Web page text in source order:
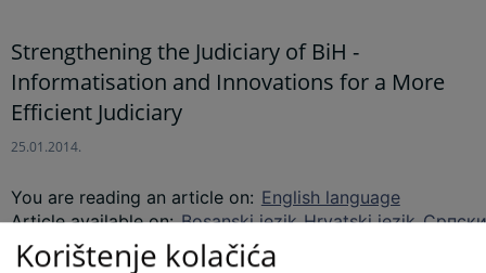
Strengthening the Judiciary of BiH -
Informatisation and Innovations for a More
Efficient Judiciary
25.01.2014.
You are reading an article on: English language
Article available on: Bosanski jezik Hrvatski jezik
Korištenje kolačića